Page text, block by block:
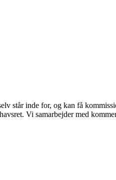
står inde for, og kan få
Vi samarbejder med